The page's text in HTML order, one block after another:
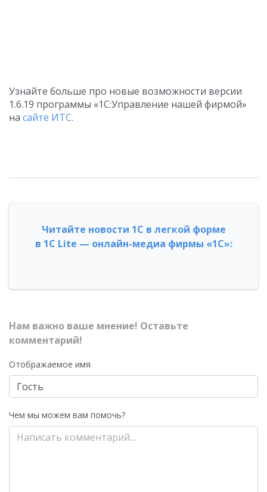
Узнайте больше про новые возможности версии
1.6.19 программы «1С:Управление нашей фирмой»
на сайте ИТС.
Читайте новости 1С в легкой форме
в 1С Lite — онлайн-медиа фирмы «1С»:
Нам важно ваше мнение! Оставьте
комментарий!
Отображаемое имя
Чем мы можем вам помочь?